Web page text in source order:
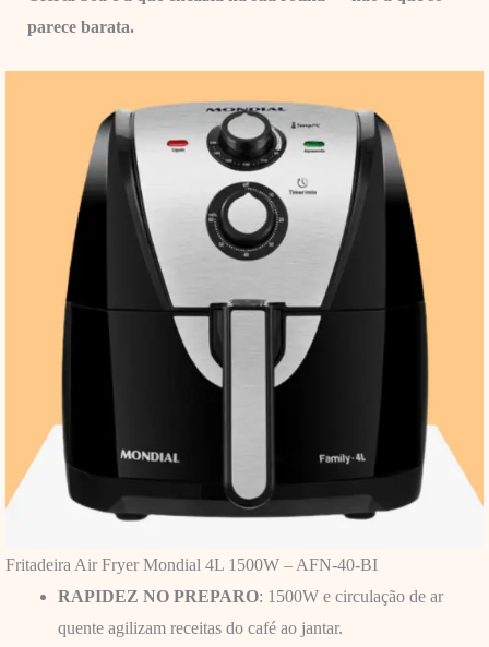
parece barata.
Fritadeira Air Fryer Mondial 4L 1500W – AFN-40-BI
RAPIDEZ NO PREPARO: 1500W e circulação de ar
quente agilizam receitas do café ao jantar.